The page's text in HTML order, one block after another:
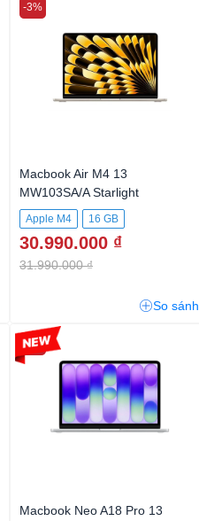
Macbook Air M4 13
MW103SA/A Starlight
Apple M4
16 GB
512GB SSD
30.990.000 ₫
31.990.000 ₫
-3%
So sánh
Macbook Neo A18 Pro 13
-3%